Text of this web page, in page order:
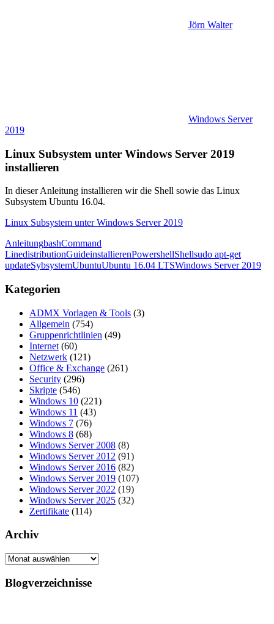
Jörn Walter
Windows Server
2019
Linux Subsystem unter Windows Server 2019
installieren
In dieser Anleitung installieren wir die Shell sowie das Linux
Subsystem Ubuntu 16.04.
Linux Subsystem unter Windows Server 2019
AnleitungbashCommand
LinedistributionGuideinstallierenPowershellShellsudo apt-get
updateSybsystemUbuntuUbuntu 16.04 LTSWindows Server 2019
Kategorien
ADMX Vorlagen & Tools (3)
Allgemein (754)
Gruppenrichtlinien (49)
Internet (60)
Netzwerk (121)
Office & Exchange (261)
Security (296)
Skripte (546)
Windows 10 (221)
Windows 11 (43)
Windows 7 (76)
Windows 8 (68)
Windows Server 2008 (8)
Windows Server 2012 (91)
Windows Server 2016 (82)
Windows Server 2019 (107)
Windows Server 2022 (19)
Windows Server 2025 (32)
Zertifikate (114)
Archiv
Archiv
Blogverzeichnisse